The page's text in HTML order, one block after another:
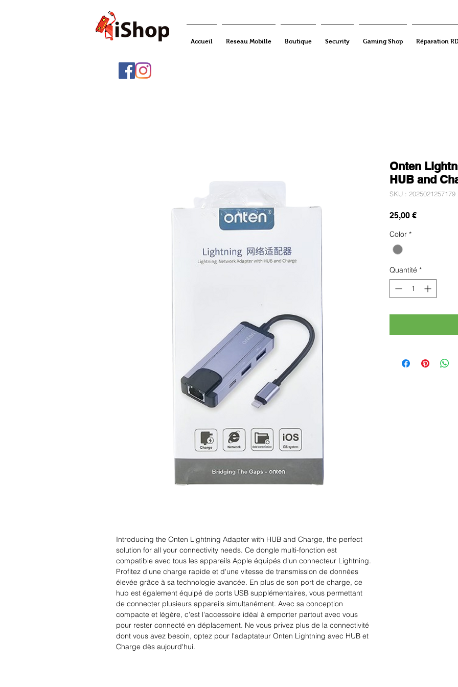
Accueil Reseau Mobille Boutique Security Gaming Shop Réparation
Introducing the Onten Lightning Adapter with HUB and Charge, the perfect
solution for all your connectivity needs. Ce dongle multi-fonction est
compatible avec tous les appareils Apple équipés d'un connecteur Lightning.
Profitez d'une charge rapide et d'une vitesse de transmission de données
élevée grâce à sa technologie avancée. En plus de son port de charge, ce
hub est également équipé de ports USB supplémentaires, vous permettant
de connecter plusieurs appareils simultanément. Avec sa conception
compacte et légère, c'est l'accessoire idéal à emporter partout avec vous
pour rester connecté en déplacement. Ne vous privez plus de la connectivité
dont vous avez besoin, optez pour l'adaptateur Onten Lightning avec HUB et
Charge dès aujourd'hui.
Onten
HUB and
SKU : 2025021257179
25,00 €Prix
Color *
Quantité *